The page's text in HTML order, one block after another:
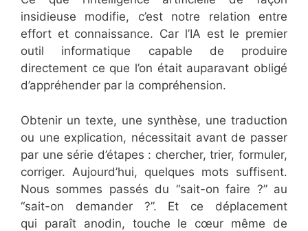
insidieuse modifie, c’est notre relation entre
effort et connaissance. Car l’IA est le premier
outil informatique capable de produire
directement ce que l’on était auparavant obligé
d’appréhender par la compréhension.
Obtenir un texte, une synthèse, une traduction
ou une explication, nécessitait avant de passer
par une série d’étapes : chercher, trier, formuler,
corriger. Aujourd’hui, quelques mots suffisent.
Nous sommes passés du “sait-on faire ?” au
“sait-on demander ?”. Et ce déplacement
qui paraît anodin, touche le cœur même de